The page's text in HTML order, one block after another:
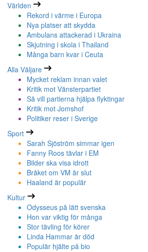
Världen
Rekord i värme i Europa
Nya platser att skydda
Ambulans attackerad i Ukraina
Skjutning i skola i Thailand
Många barn kvar i Ceuta
Alla Väljare
Mycket reklam innan valet
Kritik mot Vänsterpartiet
Så vill partierna hjälpa flyktingar
Kritik mot Jomshof
Politiker reser i Sverige
Sport
Sarah Sjöström simmar igen
Fanny Roos tävlar i EM
Bilder ska visa idrott
Bråket om VM är slut
Haaland är populär
Kultur
Odysseus på lätt svenska
Hon var viktig för många
Stor tävling för körer
Linda Hammar är död
Populär hjälte på bio